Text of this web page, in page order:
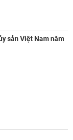
sản Việt Nam năm